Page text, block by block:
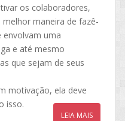
os colaboradores,
maneira de fazê-
envolvam uma
e até mesmo
que sejam de seus
motivação, ela deve
isso.
LEIA MAIS